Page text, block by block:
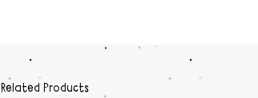
Related Products